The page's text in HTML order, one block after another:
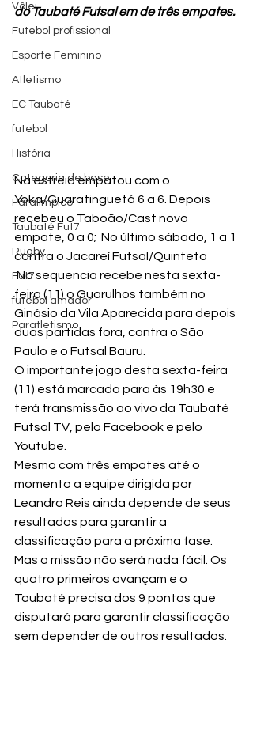
Vôlei
Futebol profissional
Esporte Feminino
Atletismo
EC Taubaté
futebol
História
Categoria de base
Paralímpico
Taubaté Fut7
Rugby
Fut7
futebol amador
Paratletismo
do Taubaté Futsal em de três empates.
Na estreia empatou com o
Yoka/Guaratinguetá 6 a 6. Depois
recebeu o Taboão/Cast novo
empate, 0 a 0;  No último sábado, 1 a 1
contra o Jacareí Futsal/Quinteto
Na sequencia recebe nesta sexta-
feira (11) o Guarulhos também no
Ginásio da Vila Aparecida para depois
duas partidas fora, contra o São
Paulo e o Futsal Bauru.
O importante jogo desta sexta-feira
(11) está marcado para às 19h30 e
terá transmissão ao vivo da Taubaté
Futsal TV, pelo Facebook e pelo
Youtube.
Mesmo com três empates até o
momento a equipe dirigida por
Leandro Reis ainda depende de seus
resultados para garantir a
classificação para a próxima fase.
Mas a missão não será nada fácil. Os
quatro primeiros avançam e o
Taubaté precisa dos 9 pontos que
disputará para garantir classificação
sem depender de outros resultados.